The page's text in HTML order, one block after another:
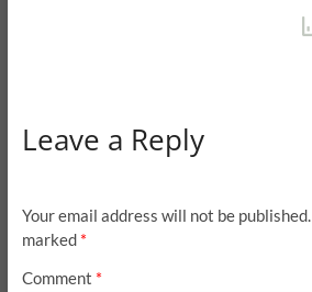
Leave a Reply
Your email address will not be published.
marked *
Comment *